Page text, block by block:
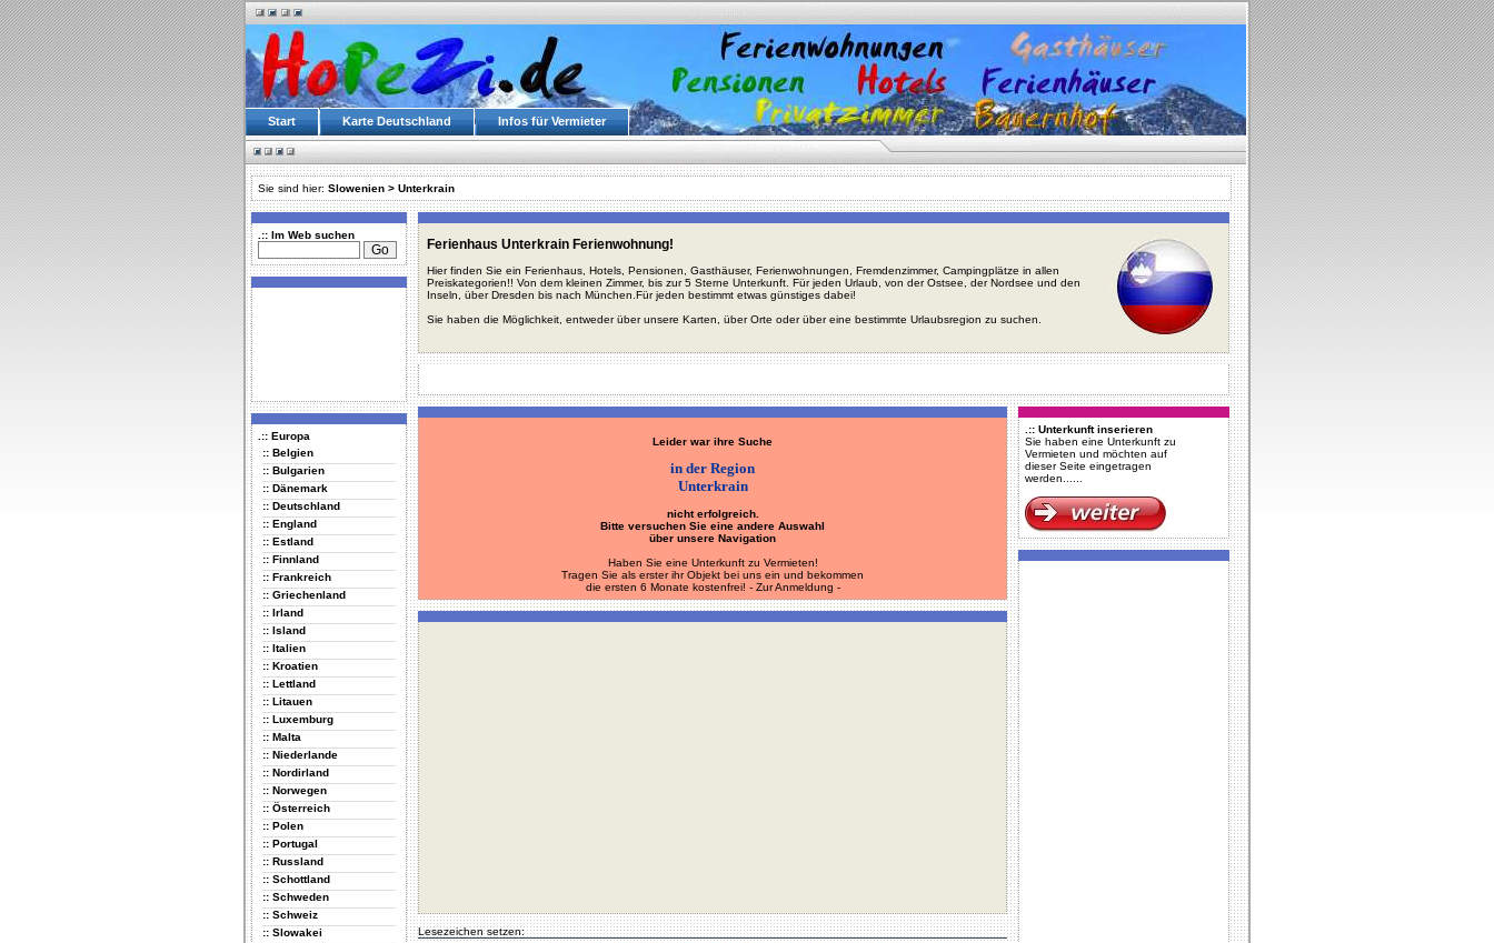
Start Karte Deutschland Infos für Vermieter
Sie sind hier: Slowenien > Unterkrain
.:: Im Web suchen
.:: Europa
:: Belgien
:: Bulgarien
:: Dänemark
:: Deutschland
:: England
:: Estland
:: Finnland
:: Frankreich
:: Griechenland
:: Irland
:: Island
:: Italien
:: Kroatien
:: Lettland
:: Litauen
:: Luxemburg
:: Malta
:: Niederlande
:: Nordirland
:: Norwegen
:: Österreich
:: Polen
:: Portugal
:: Russland
:: Schottland
:: Schweden
:: Schweiz
:: Slowakei
Ferienhaus Unterkrain Ferienwohnung!
Hier finden Sie ein Ferienhaus, Hotels, Pensionen, Gasthäuser, Ferienwohnungen, Fremdenzimmer, Campingplätze in allen
Preiskategorien!! Von dem kleinen Zimmer, bis zur 5 Sterne Unterkunft. Für jeden Urlaub, von der Ostsee, der Nordsee und den
Inseln, über Dresden bis nach München.Für jeden bestimmt etwas günstiges dabei!
Sie haben die Möglichkeit, entweder über unsere Karten, über Orte oder über eine bestimmte Urlaubsregion zu suchen.
Leider war ihre Suche
in der Region
Unterkrain
nicht erfolgreich.
Bitte versuchen Sie eine andere Auswahl
über unsere Navigation
Haben Sie eine Unterkunft zu Vermieten!
Tragen Sie als erster ihr Objekt bei uns ein und bekommen
die ersten 6 Monate kostenfrei! - Zur Anmeldung -
Lesezeichen setzen:
.:: Unterkunft inserieren
Sie haben eine Unterkunft zu
Vermieten und möchten auf
dieser Seite eingetragen
werden......